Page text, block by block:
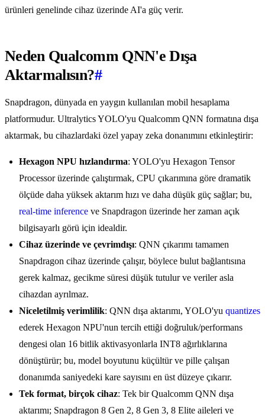
ürünleri genelinde cihaz üzerinde AI'a güç verir.
Neden Qualcomm QNN'e Dışa
Aktarmalısın?#
Snapdragon, dünyada en yaygın kullanılan mobil hesaplama
platformudur. Ultralytics YOLO'yu Qualcomm QNN formatına dışa
aktarmak, bu cihazlardaki özel yapay zeka donanımını etkinleştirir:
Hexagon NPU hızlandırma: YOLO'yu Hexagon Tensor
Processor üzerinde çalıştırmak, CPU çıkarımına göre dramatik
ölçüde daha yüksek aktarım hızı ve daha düşük güç sağlar; bu,
real-time inference ve Snapdragon üzerinde her zaman açık
bilgisayarlı görü için idealdir.
Cihaz üzerinde ve çevrimdışı: QNN çıkarımı tamamen
Snapdragon cihaz üzerinde çalışır, böylece bulut bağlantısına
gerek kalmaz, gecikme süresi düşük tutulur ve veriler asla
cihazdan ayrılmaz.
Niceletilmiş verimlilik: QNN dışa aktarımı, YOLO'yu quantizes
ederek Hexagon NPU'nun tercih ettiği doğruluk/performans
dengesi olan 16 bitlik aktivasyonlarla INT8 ağırlıklarına
dönüştürür; bu, model boyutunu küçültür ve pille çalışan
donanımda saniyedeki kare sayısını en üst düzeye çıkarır.
Tek format, birçok cihaz: Tek bir Qualcomm QNN dışa
aktarımı; Snapdragon 8 Gen 2, 8 Gen 3, 8 Elite aileleri ve